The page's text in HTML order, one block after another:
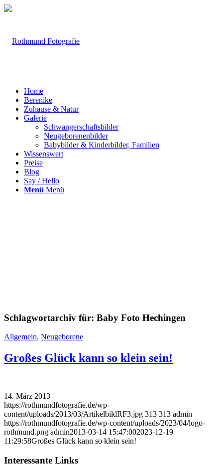
Home
Berenike
Zuhause & Natur
Galerie
Schwangerschaftsbilder
Neugeborenenbilder
Babybilder & Kinderbilder, Familien
Wissenswert
Preise
Blog
Say / Hello
Menü Menü
Schlagwortarchiv für: Baby Foto Hechingen
Allgemein, Neugeborene
Großes Glück kann so klein sein!
14. März 2013
https://rothmundfotografie.de/wp-
content/uploads/2013/03/ArtikelbildRF3.jpg 313 313 admin
https://rothmundfotografie.de/wp-content/uploads/2023/04/logo-
rothmund.png admin2013-03-14 15:47:002023-12-19
11:29:58Großes Glück kann so klein sein!
Interessante Links